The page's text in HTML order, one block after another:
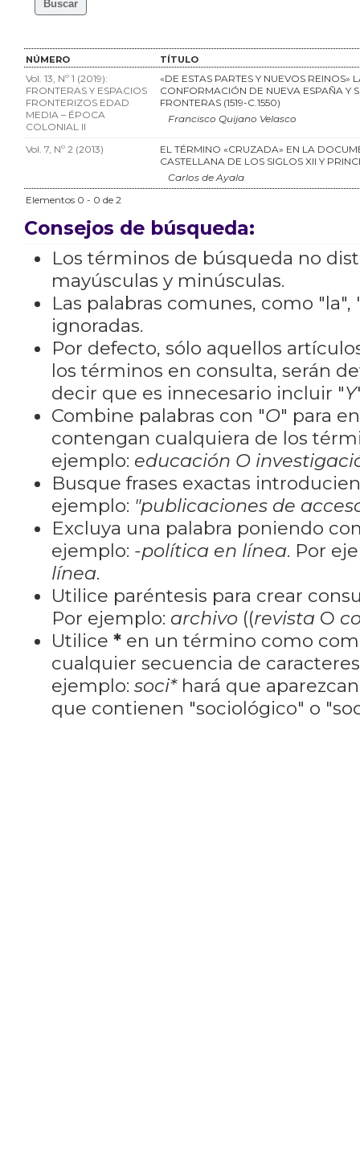
NÚMERO TÍTULO
Vol. 13, Nº 1 (2019):
FRONTERAS Y ESPACIOS
FRONTERIZOS EDAD
MEDIA – ÉPOCA
COLONIAL II
«DE ESTAS PARTES Y NUEVOS REINOS»
CONFORMACIÓN DE NUEVA ESPAÑA Y
FRONTERAS (1519-C.1550)
Francisco Quijano Velasco
Vol. 7, Nº 2 (2013)
EL TÉRMINO «CRUZADA» EN LA
CASTELLANA DE LOS SIGLOS XII Y
Carlos de Ayala
Elementos 0 - 0 de 2
Consejos de búsqueda:
Los términos de búsqueda no
mayúsculas y minúsculas.
Las palabras comunes, como "la",
ignoradas.
Por defecto, sólo aquellos
los términos en consulta, serán
decir que es innecesario incluir "Y
Combine palabras con "O" para
contengan cualquiera de los
ejemplo: educación O
Busque frases exactas
ejemplo: "publicaciones de
Excluya una palabra poniendo
ejemplo: -política en línea. Por
línea.
Utilice paréntesis para crear
Por ejemplo: archivo ((revista O
Utilice *en un término como
cualquier secuencia de
ejemplo: soci*hará que
que contienen "sociológico" o